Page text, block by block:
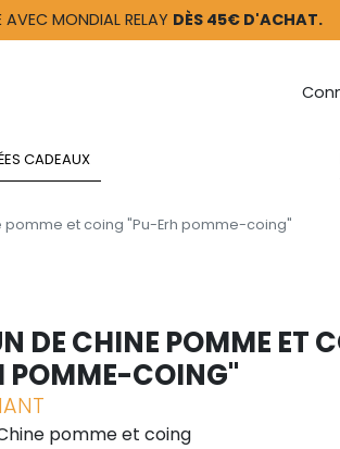
AVEC MONDIAL RELAY DÈS 45€ D'ACHAT.
CADEAUX
pomme et coing "Pu-Erh pomme-coing"
DE CHINE POMME ET
POMME-COING"
pomme et coing